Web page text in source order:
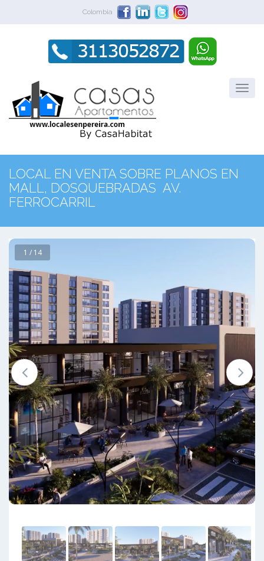
Colombia
LOCAL EN VENTA SOBRE PLANOS EN
MALL, DOSQUEBRADAS  AV.
FERROCARRIL
1 / 14